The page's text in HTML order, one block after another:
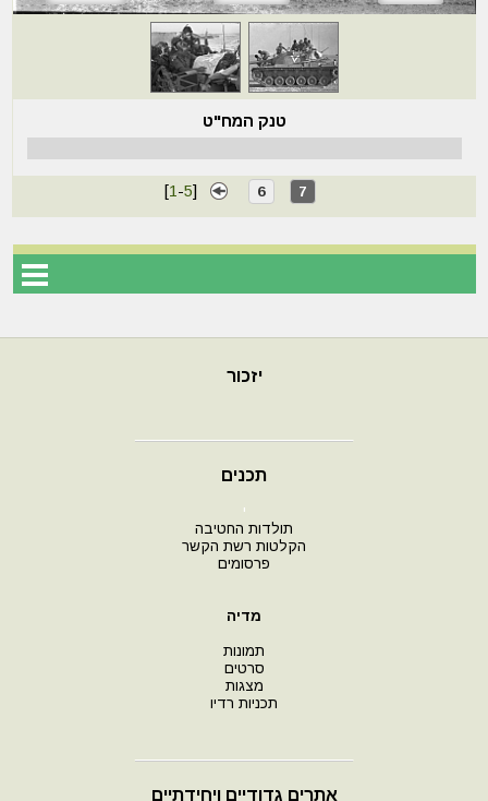
טנק המח"ט
[1 -5] 6 7
יזכור
תכנים
י
תולדות החטיבה
הקלטות רשת הקשר
פרסומים
מדיה
תמונות
סרטים
מצגות
תכניות רדיו
אתרים גדודיים ויחידתיים